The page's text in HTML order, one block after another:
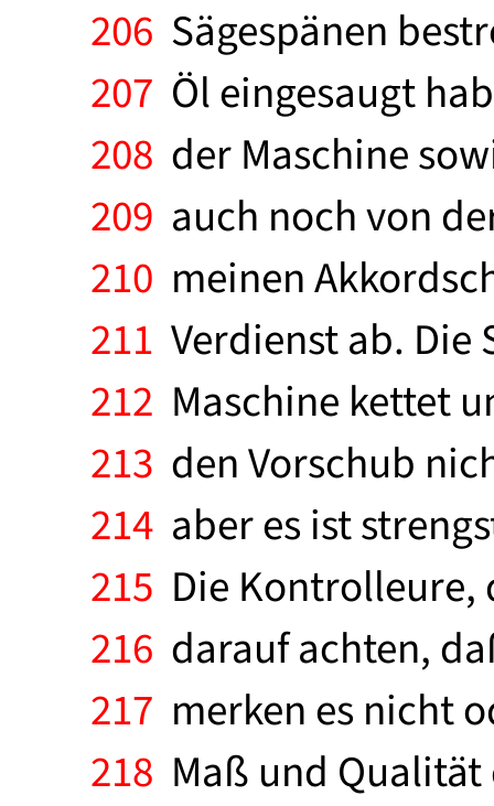
206 Sägespänen
207 Öl eingesaugt
208 der Maschine
209 auch noch von
210 meinen
211 Verdienst ab. Die
212 Maschine kettet
213 den Vorschub
214 aber es ist
215 Die Kontrolleure,
216 darauf achten,
217 merken es nicht
218 Maß und